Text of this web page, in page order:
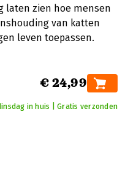
laten zien hoe mensen
van katten
leven toepassen.
€ 24,99
in huis | Gratis verzonden